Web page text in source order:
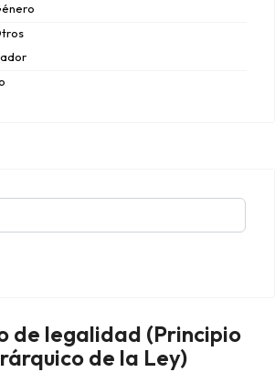
de legalidad (Principio
de la Ley)